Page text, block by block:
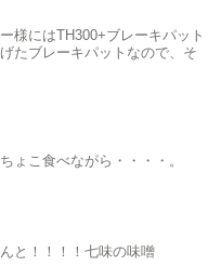
様にはTH300+ブレーキパット
たブレーキパットなので、そ
ょこ食べながら・・・・。
と！！！！七味の味噌